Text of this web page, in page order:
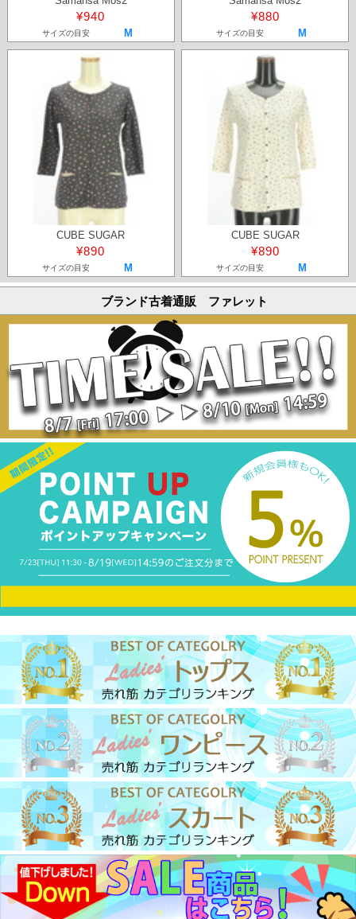
¥940
サイズの目安 M
¥880
サイズの目安 M
CUBE SUGAR
¥890
サイズの目安 M
CUBE SUGAR
¥890
サイズの目安 M
ブランド古着通販 ファレット